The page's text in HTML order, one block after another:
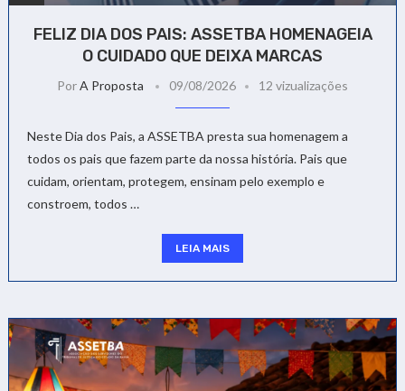
FELIZ DIA DOS PAIS: ASSETBA HOMENAGEIA
O CUIDADO QUE DEIXA MARCAS
PorA Proposta 09/08/2026 12 vizualizações
Neste Dia dos Pais, a ASSETBA presta sua homenagem a
todos os pais que fazem parte da nossa história. Pais que
cuidam, orientam, protegem, ensinam pelo exemplo e
constroem, todos …
LEIA MAIS